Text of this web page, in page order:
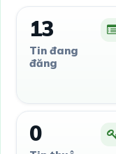
13
Tin đang
đăng
0